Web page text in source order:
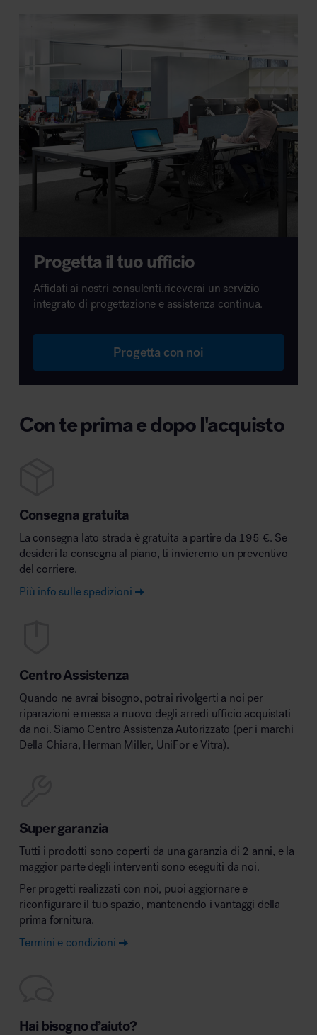
Progetta il tuo ufficio
Affidati ai nostri consulenti,riceverai un servizio
integrato di progettazione e assistenza continua.
Progetta con noi
Con te prima e dopo l'acquisto
Consegna gratuita
La consegna lato strada è gratuita a partire da 195 €. Se
desideri la consegna al piano, ti invieremo un preventivo
del corriere.
Più info sulle spedizioni
Centro Assistenza
Quando ne avrai bisogno, potrai rivolgerti a noi per
riparazioni e messa a nuovo degli arredi ufficio acquistati
da noi. Siamo Centro Assistenza Autorizzato (per i marchi
Della Chiara, Herman Miller, UniFor e Vitra).
Super garanzia
Tutti i prodotti sono coperti da una garanzia di 2 anni, e la
maggior parte degli interventi sono eseguiti da noi.
Per progetti realizzati con noi, puoi aggiornare e
riconfigurare il tuo spazio, mantenendo i vantaggi della
prima fornitura.
Termini e condizioni
Hai bisogno d’aiuto?